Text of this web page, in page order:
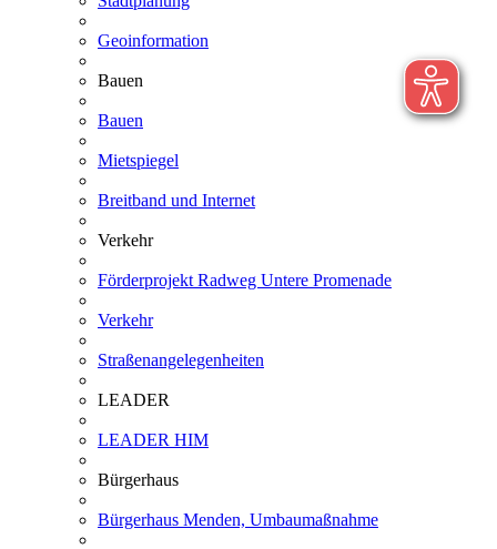
Geoinformation
Bauen
Bauen
Mietspiegel
Breitband und Internet
Verkehr
Förderprojekt Radweg Untere Promenade
Verkehr
Straßenangelegenheiten
LEADER
LEADER HIM
Bürgerhaus
Bürgerhaus Menden, Umbaumaßnahme